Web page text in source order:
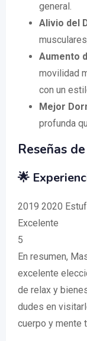
general.
Alivio del
Aumento
movilidad
con un
Mejor
profunda
Reseñas
🌟
2019 2020
Excelente
5
En resumen,
excelente
de relax y
dudes en
cuerpo y mente